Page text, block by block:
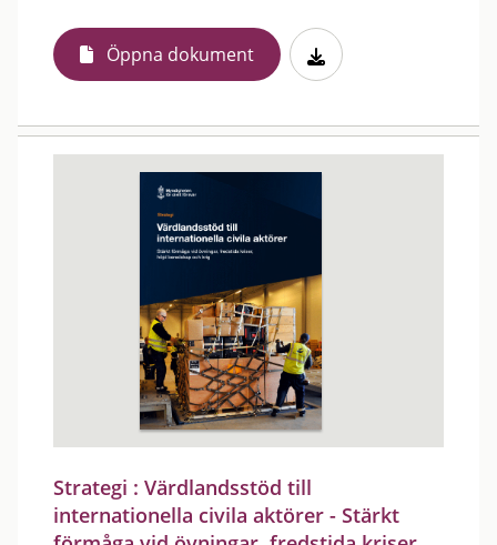
Öppna dokument
Strategi : Värdlandsstöd till
internationella civila aktörer - Stärkt